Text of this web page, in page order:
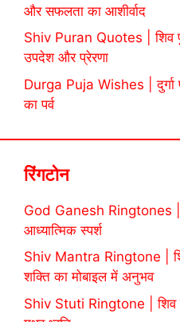
और सफलता का आशीर्वाद
Shiv Puran Quotes | शिव
उपदेश और प्रेरणा
Durga Puja Wishes |
का पर्व
रिंगटोन
God Ganesh Ringtones |
आध्यात्मिक स्पर्श
Shiv Mantra Ringtone |
शक्ति का मोबाइल में अनुभव
Shiv Stuti Ringtone | शिव